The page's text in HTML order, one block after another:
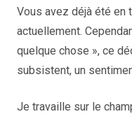
Vous avez déjà été en
actuellement.
quelque chose », ce
subsistent, un
Je travaille sur le